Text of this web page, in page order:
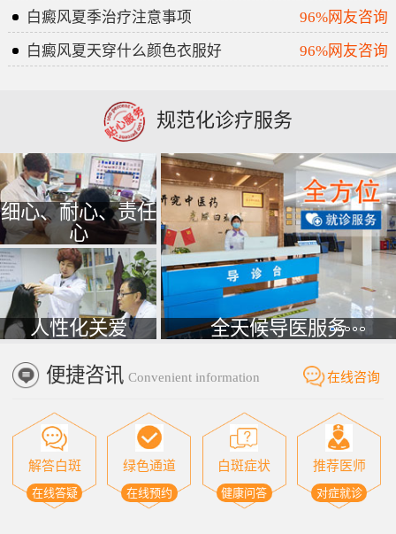
白癜风夏季治疗注意事项
96%网友咨询
白癜风夏天穿什么颜色衣服好
96%网友咨询
规范化诊疗服务
细心、耐心、责任
心
人性化关爱 全天候导医服务
便捷咨讯 Convenient information 在线咨询
解答白斑
在线答疑
绿色通道
在线预约
白斑症状
健康问答
推荐医师
对症就诊